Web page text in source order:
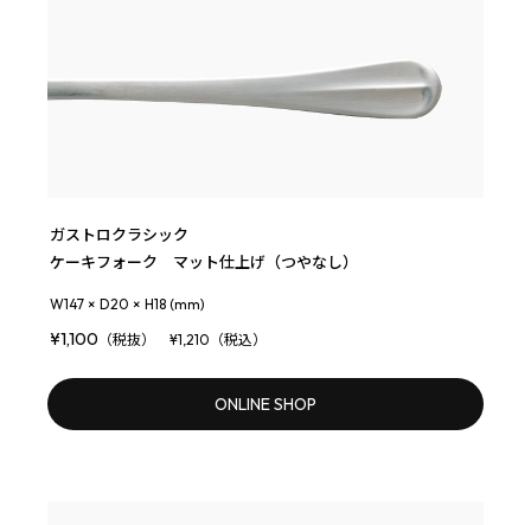
ガストロクラシック
ケーキフォーク マット仕上げ（つやなし）
W147 × D20 × H18 (mm)
¥1,100 （税抜） ¥1,210（税込）
ONLINE SHOP